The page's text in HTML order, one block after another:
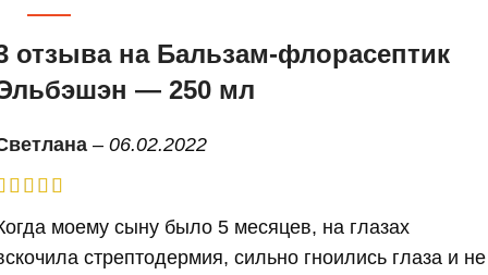
отзыва на Бальзам-флорасептик
— 250 мл
– 06.02.2022
моему сыну было 5 месяцев, на глазах
стрептодермия, сильно гноились глаза и не